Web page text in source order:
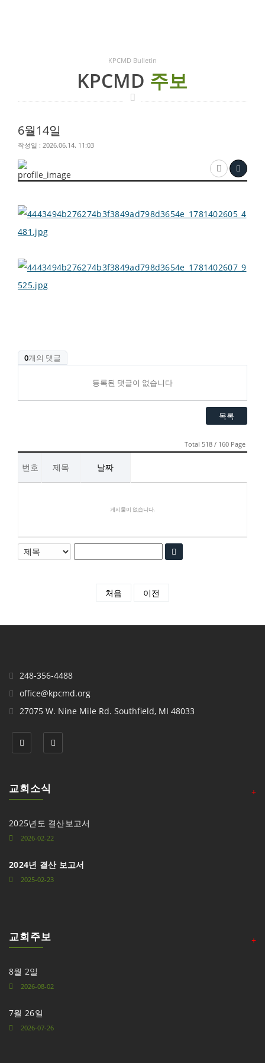
KPCMD Bulletin
KPCMD 주보
6월14일
작성일 : 2026.06.14. 11:03
0개의 댓글
등록된 댓글이 없습니다
목록
Total 518 / 160 Page
번호 제목 날짜
게시물이 없습니다.
처음 이전
248-356-4488
office@kpcmd.org
27075 W. Nine Mile Rd. Southfield, MI 48033
교회소식 +
2025년도 결산보고서
2026-02-22
2024년 결산 보고서
2025-02-23
교회주보 +
8월 2일
2026-08-02
7월 26일
2026-07-26